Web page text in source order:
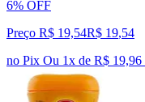
6% OFF
Preço R$ 19,54R$ 19,54
no Pix Ou 1x de R$ 19,96